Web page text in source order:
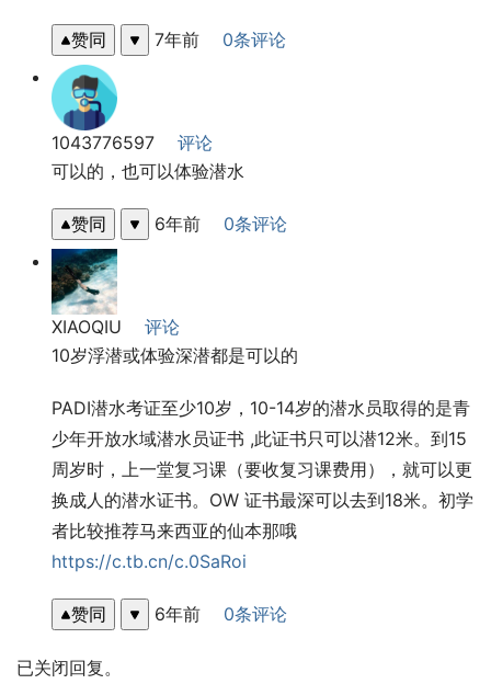
赞同 7年前 0条评论
1043776597
评论
可以的，也可以体验潜水
赞同 6年前 0条评论
XIAOQIU
评论
10岁浮潜或体验深潜都是可以的
PADI潜水考证至少10岁，10-14岁的潜水员取得的是青
少年开放水域潜水员证书 ,此证书只可以潜12米。到15
周岁时，上一堂复习课（要收复习课费用），就可以更
换成人的潜水证书。OW 证书最深可以去到18米。初学
https://c.tb.cn/c.0SaRoi
赞同 6年前 0条评论
已关闭回复。